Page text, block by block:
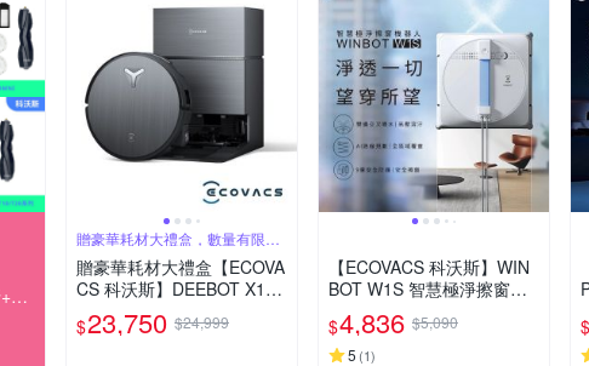
清潔家電限時促銷95折+快速到貨
贈豪華耗材大禮盒，數量有限，
贈完為止
贈豪華耗材大禮盒【ECOVA
CS 科沃斯】DEEBOT X11
PRO無限續航滾筒洗地機器
人 (掃地機器人)
$23,750 $24,999
【ECOVACS 科沃斯】WIN
BOT W1S 智慧極淨擦窗機
器人
$4,836 $5,090
5 (1)
$